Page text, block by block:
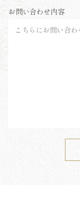
お問い合わせ内容